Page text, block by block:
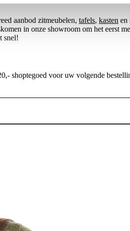
aanbod zitmeubelen, tafels, kasten en
in onze showroom om het eerst
snel!
shoptegoed voor uw volgende